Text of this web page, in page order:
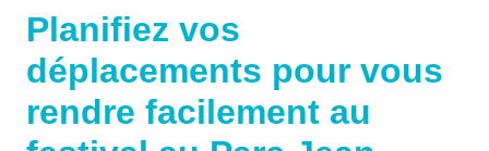
Planifiez vos
déplacements pour vous
rendre facilement au